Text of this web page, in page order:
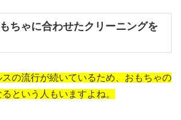
ちゃに合わせたクリーニングを
の流行が続いているため、おもちゃの
という人もいますよね。